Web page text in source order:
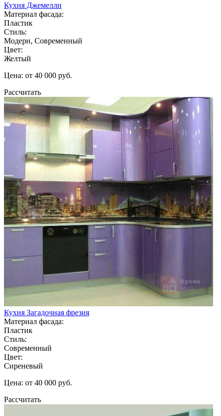
Кухня Джемелли
Материал фасада:
Пластик
Стиль:
Модерн, Современный
Цвет:
Желтый
Цена: от 40 000 руб.
Рассчитать
Кухня Загадочная фрезия
Материал фасада:
Пластик
Стиль:
Современный
Цвет:
Сиреневый
Цена: от 40 000 руб.
Рассчитать